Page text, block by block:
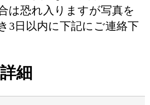
は恐れ入りますが写真を
3日以内に下記にご連絡下
細